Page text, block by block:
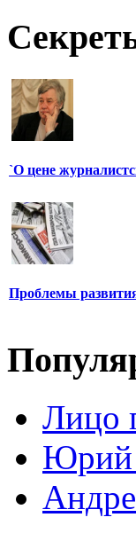
`О цене
Проблемы
Лицо
Юрий